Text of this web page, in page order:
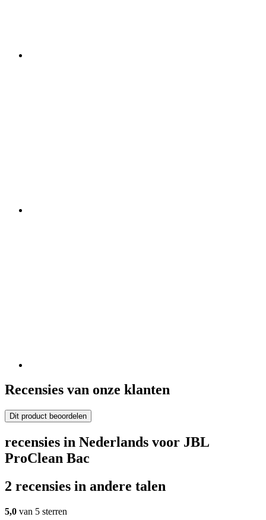
Recensies van onze klanten
Dit product beoordelen
recensies in Nederlands voor JBL
ProClean Bac
2 recensies in andere talen
5,0 van 5 sterren